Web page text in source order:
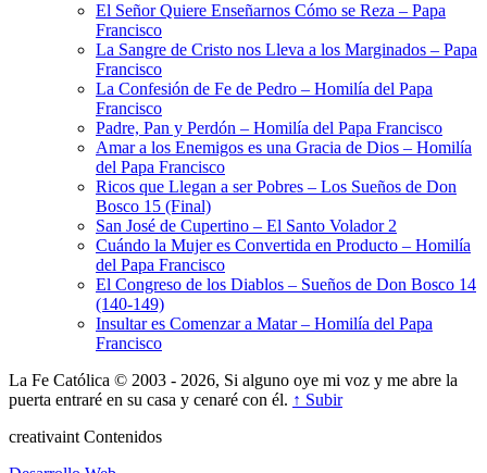
El Señor Quiere Enseñarnos Cómo se Reza – Papa
Francisco
La Sangre de Cristo nos Lleva a los Marginados – Papa
Francisco
La Confesión de Fe de Pedro – Homilía del Papa
Francisco
Padre, Pan y Perdón – Homilía del Papa Francisco
Amar a los Enemigos es una Gracia de Dios – Homilía
del Papa Francisco
Ricos que Llegan a ser Pobres – Los Sueños de Don
Bosco 15 (Final)
San José de Cupertino – El Santo Volador 2
Cuándo la Mujer es Convertida en Producto – Homilía
del Papa Francisco
El Congreso de los Diablos – Sueños de Don Bosco 14
(140-149)
Insultar es Comenzar a Matar – Homilía del Papa
Francisco
La Fe Católica © 2003 - 2026, Si alguno oye mi voz y me abre la
puerta entraré en su casa y cenaré con él. ↑ Subir
creativaint Contenidos